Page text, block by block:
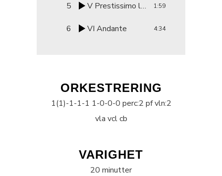
5 V Prestissimo leggiero 1:59
6 VI Andante 4:34
ORKESTRERING
1(1)-1-1-1 1-0-0-0 perc:2 pf vln:2
vla vcl cb
VARIGHET
20 minutter